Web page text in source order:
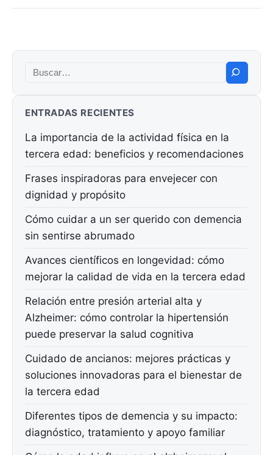
Buscar:
ENTRADAS RECIENTES
La importancia de la actividad física en la
tercera edad: beneficios y recomendaciones
Frases inspiradoras para envejecer con
dignidad y propósito
Cómo cuidar a un ser querido con demencia
sin sentirse abrumado
Avances científicos en longevidad: cómo
mejorar la calidad de vida en la tercera edad
Relación entre presión arterial alta y
Alzheimer: cómo controlar la hipertensión
puede preservar la salud cognitiva
Cuidado de ancianos: mejores prácticas y
soluciones innovadoras para el bienestar de
la tercera edad
Diferentes tipos de demencia y su impacto:
diagnóstico, tratamiento y apoyo familiar